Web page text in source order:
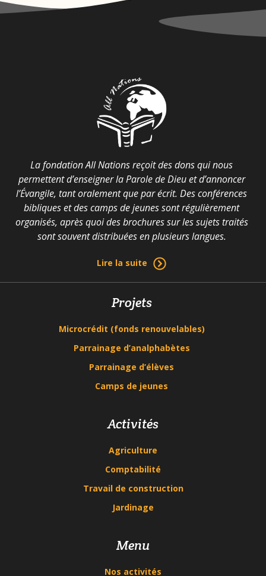
La fondation All Nations reçoit des dons qui nous
permettent d’enseigner la Parole de Dieu et d’annoncer
l’Évangile, tant oralement que par écrit. Des conférences
bibliques et des camps de jeunes sont régulièrement
organisés, après quoi des brochures sur les sujets traités
sont souvent distribuées en plusieurs langues.
Lire la suite
Projets
Microcrédit (fonds renouvelables)
Parrainage d’analphabètes
Parrainage d’élèves
Camps de jeunes
Activités
Agriculture
Comptabilité
Travail de construction
Jardinage
Menu
Nos activités